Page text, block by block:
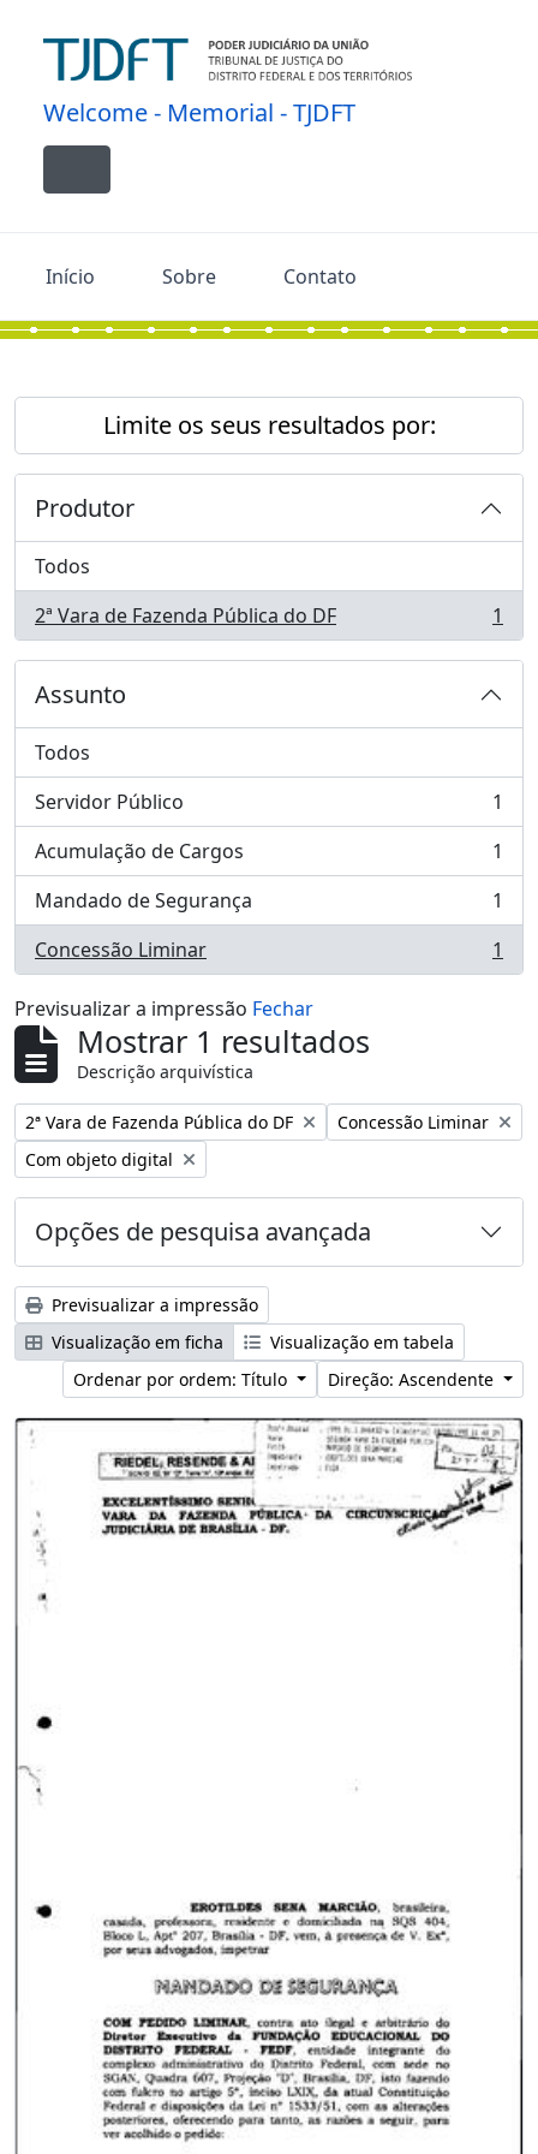
Welcome - Memorial - TJDFT
Toggle navigation
Início Sobre Contato
Limite os seus resultados por:
Produtor
Todos
2ª Vara de Fazenda Pública do DF
, 1 resultados 1
Assunto
Todos
Servidor Público
, 1 resultados
1
Acumulação de Cargos
, 1 resultados
1
Mandado de Segurança
, 1 resultados
1
Concessão Liminar
, 1 resultados 1
Previsualizar a impressão Fechar
Mostrar 1 resultados
Descrição arquivística
Remover filtro:
2ª Vara de Fazenda Pública do DF Remover filtro:
Concessão Liminar
Remover filtro:
Com objeto digital
Opções de pesquisa avançada
Previsualizar a impressão
Visualização em ficha
Visualização em tabela
Ordenar por ordem: Título
Direção: Ascendente